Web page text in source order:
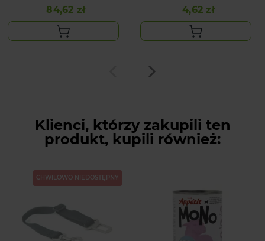
Cena
84,62 zł Cena
4,62 zł
Klienci, którzy zakupili ten
produkt, kupili również:
CHWILOWO NIEDOSTĘPNY